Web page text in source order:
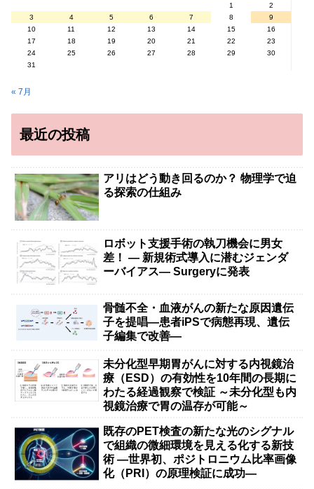
1
2
3
4 5 6 7 8
9
10
11 12 13 14 15
16
17
18 19 20 21 22
23
24
25 26 27 28 29
30
31
« 7月
最近の投稿
アリはどう動き回るのか？ 物理学で迫
る探索の仕組み
ロボット支援手術の執刀機会に男女
差！ — 新規術式導入に潜むジェンダ
ーバイアス— Surgeryに発表
骨髄不全・血液がんの新たな原因遺伝
子を提唱―患者iPSで病態再現、遺伝
子編集で改善―
未分化型早期胃がんに対する内視鏡治
療（ESD）の有効性を10年間の長期に
わたる経過観察で検証 ～未分化型も内
視鏡治療で胃の温存が可能～
既存のPET検査の新たな光のシグナル
で組織の微細環境を見える化する新技
術 ―世界初、ポジトロニウム比率画像
化（PRI）の原理検証に成功―